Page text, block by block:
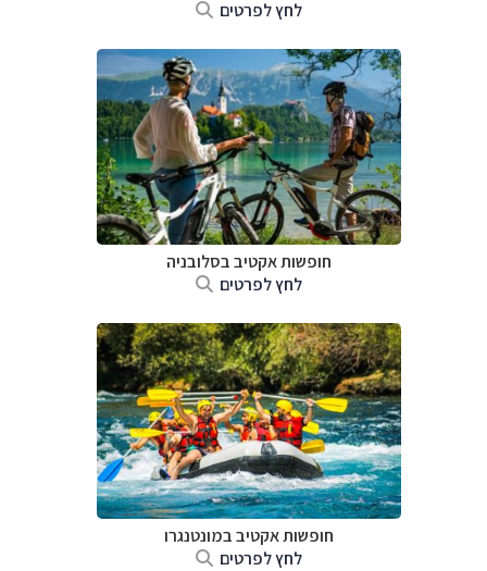
לחץ לפרטים
חופשות אקטיב בסלובניה
לחץ לפרטים
חופשות אקטיב במונטנגרו
לחץ לפרטים